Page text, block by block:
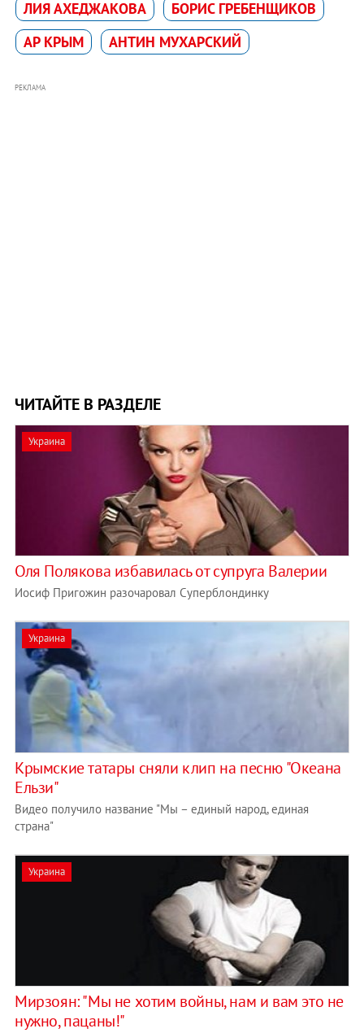
ЛИЯ АХЕДЖАКОВА
БОРИС ГРЕБЕНЩИКОВ
АР КРЫМ
АНТИН МУХАРСКИЙ
РЕКЛАМА
ЧИТАЙТЕ В РАЗДЕЛЕ
Украина
Оля Полякова избавилась от супруга Валерии
Иосиф Пригожин разочаровал Суперблондинку
Украина
Крымские татары сняли клип на песню "Океана
Ельзи"
Видео получило название "Мы – единый народ, единая
страна"
Украина
Мирзоян: "Мы не хотим войны, нам и вам это не
нужно, пацаны!"